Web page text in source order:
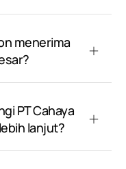
menerima
PT Cahaya
lanjut?